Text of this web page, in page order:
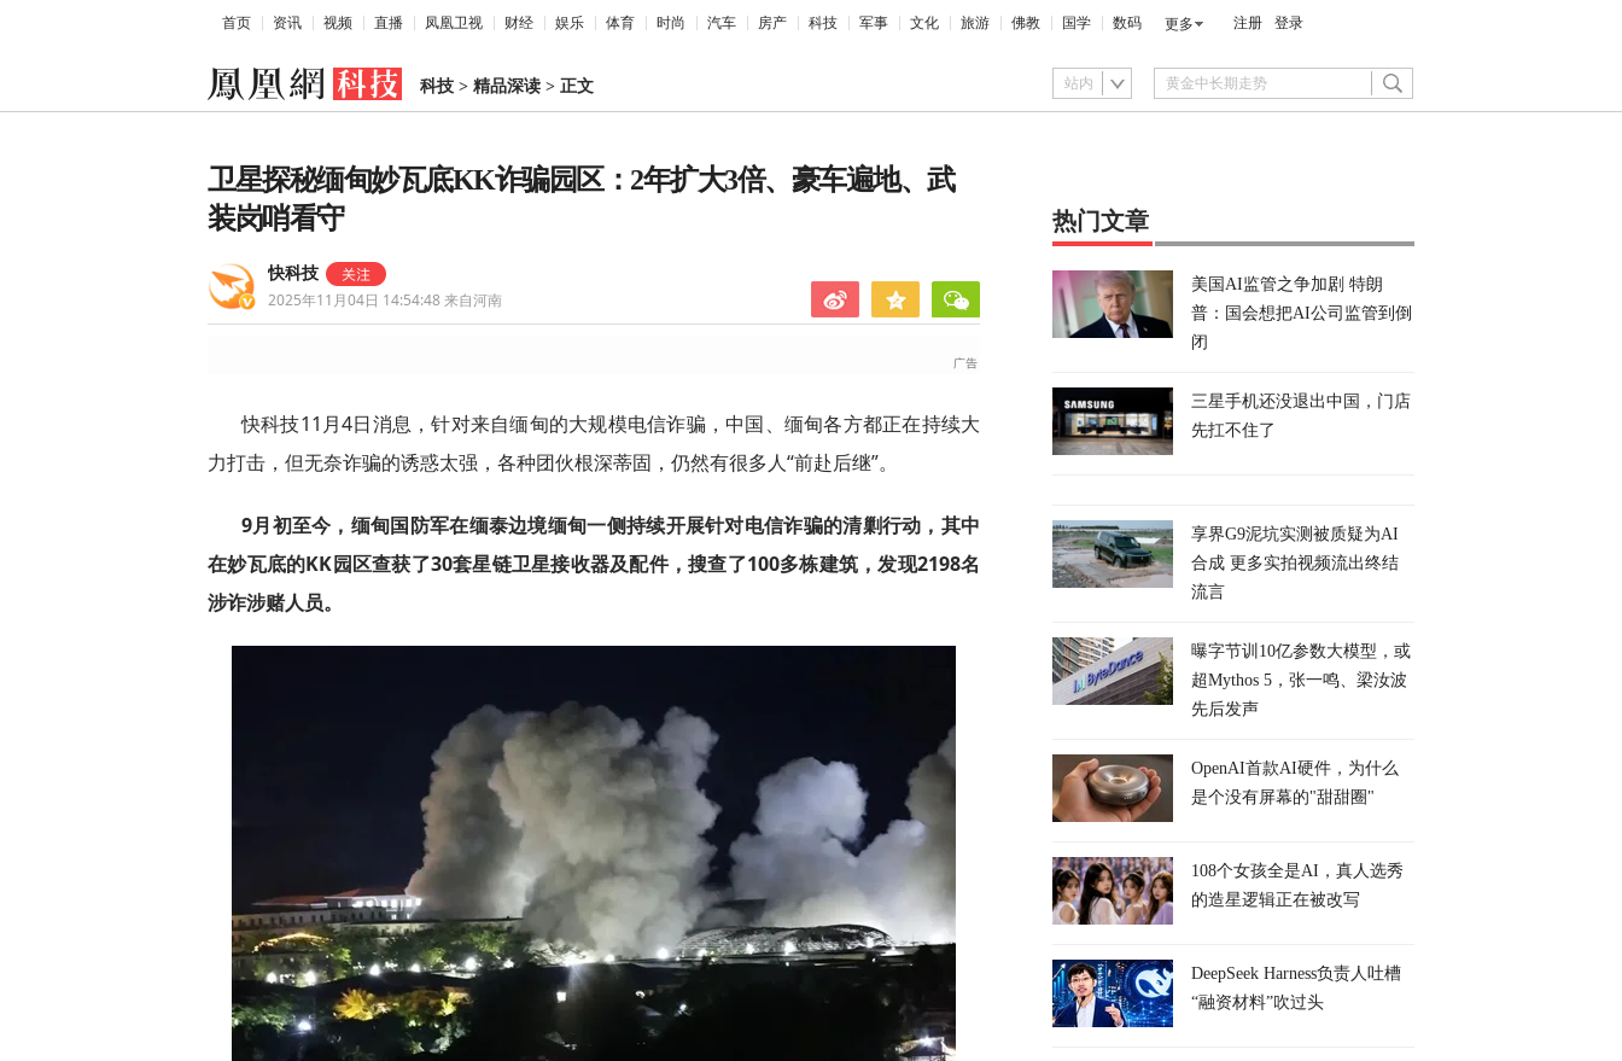
首页 资讯 视频 直播 凤凰卫视 财经 娱乐 体育 时尚 汽车 房产 科技 军事 文化 旅游 佛教 国学 数码 更多 注册 登录
科技 > 精品深读 > 正文 站内
卫星探秘缅甸妙瓦底KK诈骗园区：2年扩大3倍、豪车遍地、武
装岗哨看守
快科技
2025年11月04日 14:54:48 来自河南
快科技11月4日消息，针对来自缅甸的大规模电信诈骗，中国、缅甸各方都正在持续大
力打击，但无奈诈骗的诱惑太强，各种团伙根深蒂固，仍然有很多人“前赴后继”。
9月初至今，缅甸国防军在缅泰边境缅甸一侧持续开展针对电信诈骗的清剿行动，其中
在妙瓦底的KK园区查获了30套星链卫星接收器及配件，搜查了100多栋建筑，发现2198名
涉诈涉赌人员。
热门文章
美国AI监管之争加剧 特朗
普：国会想把AI公司监管到倒
闭
三星手机还没退出中国，门店
先扛不住了
享界G9泥坑实测被质疑为AI
合成 更多实拍视频流出终结
流言
曝字节训10亿参数大模型，或
超Mythos 5，张一鸣、梁汝波
先后发声
OpenAI首款AI硬件，为什么
是个没有屏幕的"甜甜圈"
108个女孩全是AI，真人选秀
的造星逻辑正在被改写
DeepSeek Harness负责人吐槽
“融资材料”吹过头